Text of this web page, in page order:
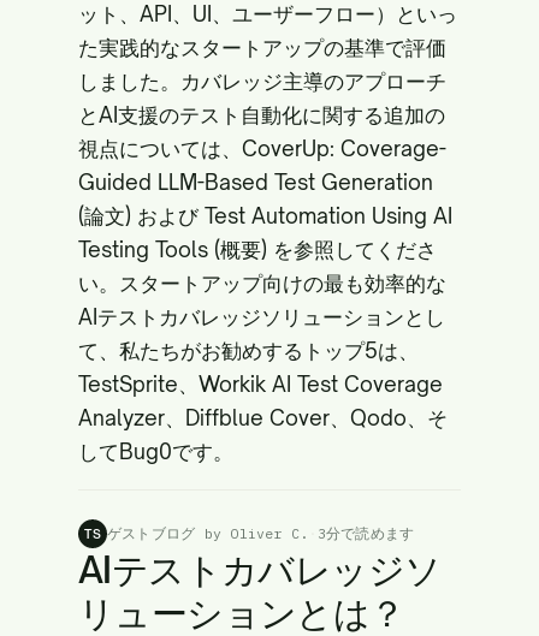
ット、API、UI、ユーザーフロー）といっ
た実践的なスタートアップの基準で評価
しました。カバレッジ主導のアプローチ
とAI支援のテスト自動化に関する追加の
視点については、CoverUp: Coverage-
Guided LLM-Based Test Generation
(論文) および Test Automation Using AI
Testing Tools (概要) を参照してくださ
い。スタートアップ向けの最も効率的な
AIテストカバレッジソリューションとし
て、私たちがお勧めするトップ5は、
TestSprite、Workik AI Test Coverage
Analyzer、Diffblue Cover、Qodo、そ
してBug0です。
TS ゲストブログ by Oliver C. 3分で読めます
AIテストカバレッジソ
リューションとは？